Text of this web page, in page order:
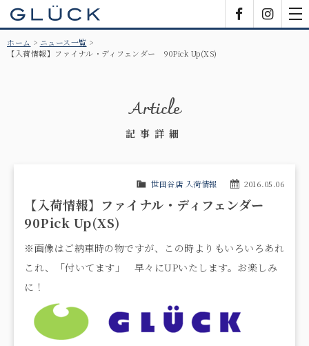
ホーム
ニュース一覧
【入荷情報】ファイナル・ディフェンダー 90Pick Up(XS)
Article
記事詳細
2016.05.06
世田谷店 入荷情報
【入荷情報】ファイナル・ディフェンダー
90Pick Up(XS)
※画像はご納車時の物ですが、この時よりもいろいろあれ
これ、「付いてます」 早々にUPいたします。お楽しみ
に！